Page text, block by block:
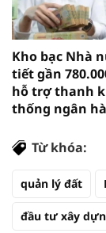
Kho bạc Nhà
tiết gần
hỗ trợ thanh
thống ngân
Từ khóa:
quản lý đất
đầu tư xây